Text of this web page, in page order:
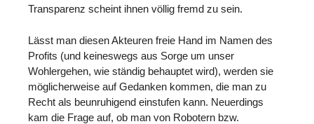
Transparenz scheint ihnen völlig fremd zu sein.
Lässt man diesen Akteuren freie Hand im Namen des
Profits (und keineswegs aus Sorge um unser
Wohlergehen, wie ständig behauptet wird), werden sie
möglicherweise auf Gedanken kommen, die man zu
Recht als beunruhigend einstufen kann. Neuerdings
kam die Frage auf, ob man von Robotern bzw.